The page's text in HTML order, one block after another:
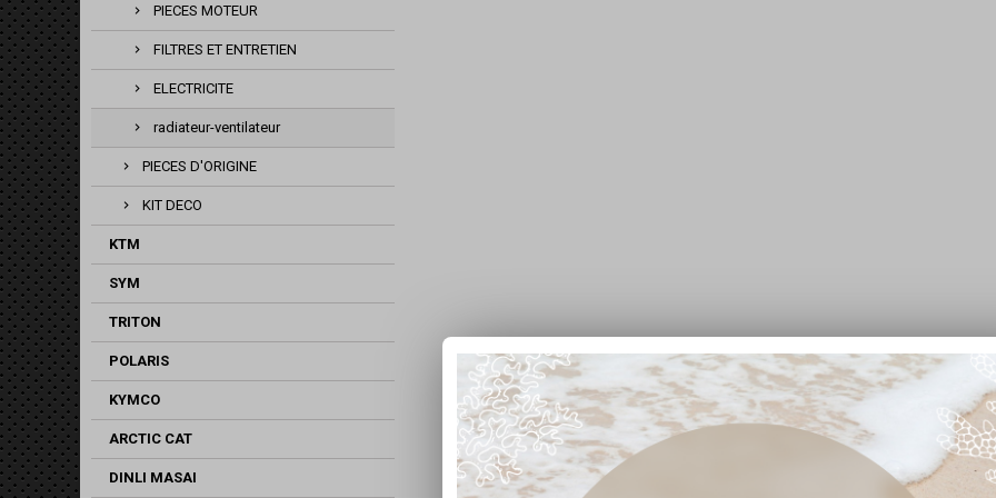
PIECES MOTEUR
FILTRES ET ENTRETIEN
ELECTRICITE
radiateur-ventilateur
PIECES D'ORIGINE
KIT DECO
KTM
SYM
TRITON
POLARIS
KYMCO
ARCTIC CAT
DINLI MASAI